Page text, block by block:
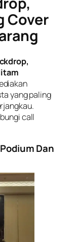
Cover
yang paling
call
Dan